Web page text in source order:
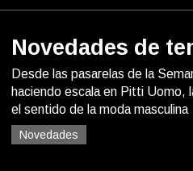
Novedades de
Desde las pasarelas de la
haciendo escala en Pitti Uomo,
el sentido de la moda masculina
Novedades